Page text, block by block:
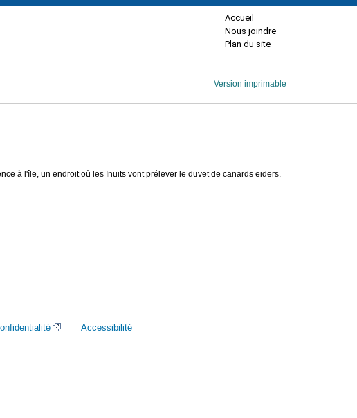
Accueil
Nous joindre
Plan du site
Version imprimable
à l'île, un endroit où les Inuits vont prélever le duvet de canards eiders.
Accessibilité